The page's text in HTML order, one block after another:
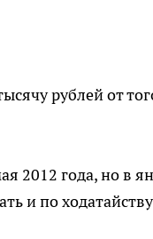
рублей от
2012 года, но в
и по